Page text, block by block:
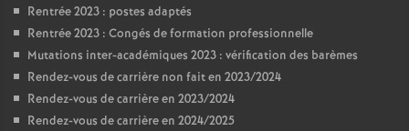
Rentrée 2023 : postes adaptés
Rentrée 2023 : Congés de formation professionnelle
Mutations inter-académiques 2023 : vérification des barèmes
Rendez-vous de carrière non fait en 2023/2024
Rendez-vous de carrière en 2023/2024
Rendez-vous de carrière en 2024/2025